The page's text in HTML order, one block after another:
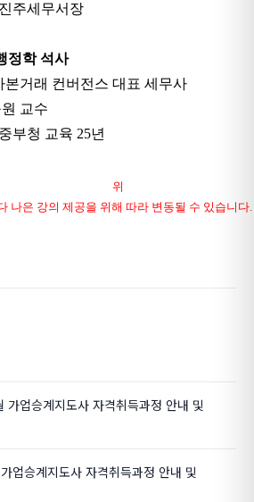
주세무서장
정학 석사
본거래 컨버전스 대표 세무사
교수
부청 교육 25년
나은 강의 제공을 위해 따라 변동될 수 있습니다.
업승계지도사 자격취득과정 안내 및
업승계지도사 자격취득과정 안내 및